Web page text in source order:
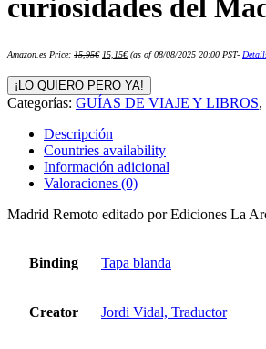
curiosidades del
Amazon.es Price: 15,95€ precio
era:
15,95€.
15,15€precio
es:
15,15€.
(as of 08/08/2025 20:00 PST-
¡LO QUIERO PERO YA!
Categorías: GUÍAS DE VIAJE Y LIBROS,
Descripción
Countries availability
Información adicional
Valoraciones (0)
Madrid Remoto editado por Ediciones La
Binding Tapa blanda
Creator Jordi Vidal, Traductor